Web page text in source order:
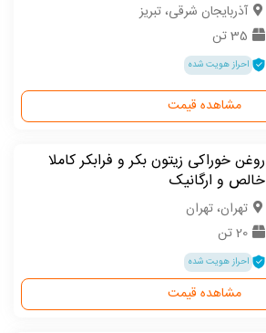
آذربایجان شرقی، تبریز
35 تن
احراز هویت شده
مشاهده قیمت
روغن خوراکی زیتون بکر و فرابکر کاملا
خالص و ارگانیک
تهران، تهران
20 تن
احراز هویت شده
مشاهده قیمت